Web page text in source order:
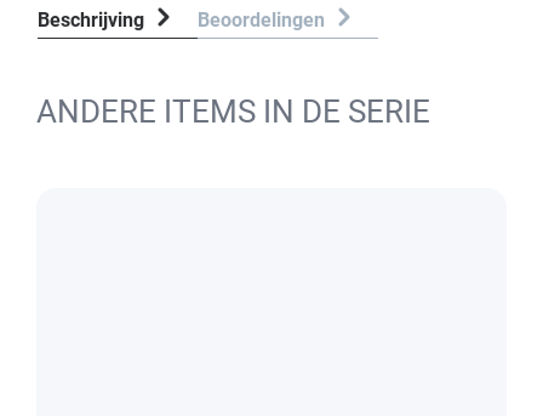
Beschrijving Beoordelingen
ANDERE ITEMS IN DE SERIE